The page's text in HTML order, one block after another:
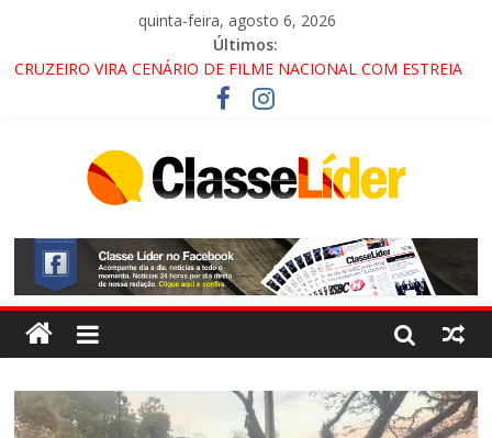
quinta-feira, agosto 6, 2026
Últimos:
CRUZEIRO VIRA CENÁRIO DE FILME NACIONAL COM ESTREIA
PROMOTOR DO GAECO
ACESSO À APARECIDA NA DUTRA SERÁ BLOQUEADO NO FIM
ALTERNATIVAS
LORENA, PINDAMONHANGABA E QUELUZ NA RETA FINAL
PELA FÁBRICA DA COCA-COLA!